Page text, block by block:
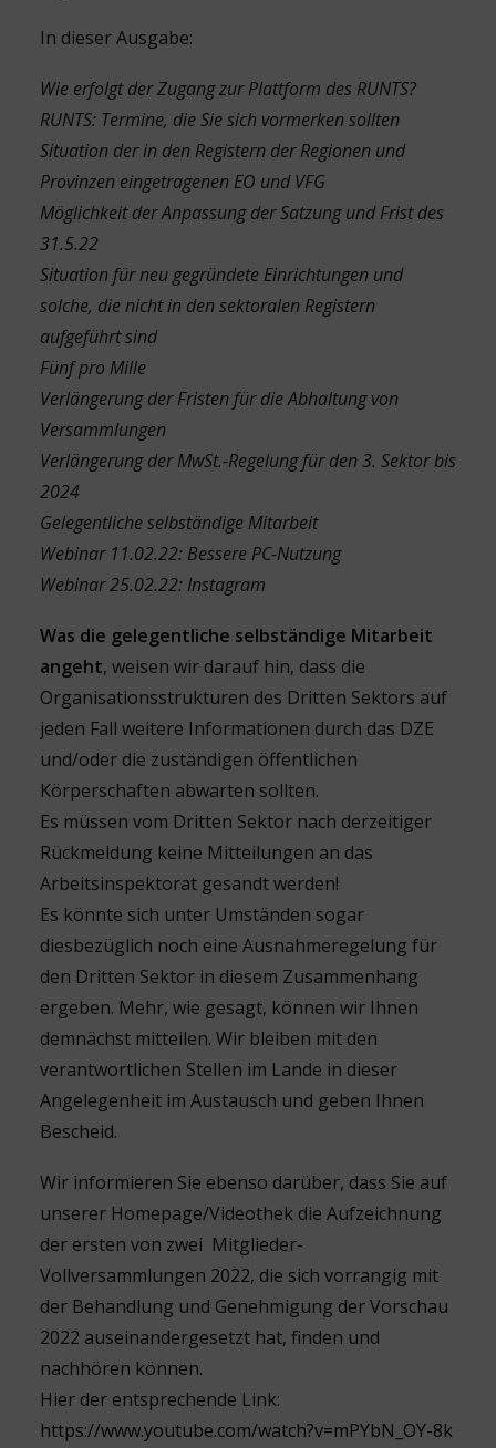
In dieser Ausgabe:
Wie erfolgt der Zugang zur Plattform des RUNTS?
RUNTS: Termine, die Sie sich vormerken sollten
Situation der in den Registern der Regionen und
Provinzen eingetragenen EO und VFG
Möglichkeit der Anpassung der Satzung und Frist des
31.5.22
Situation für neu gegründete Einrichtungen und
solche, die nicht in den sektoralen Registern
aufgeführt sind
Fünf pro Mille
Verlängerung der Fristen für die Abhaltung von
Versammlungen
Verlängerung der MwSt.-Rege­lung für den 3. Sektor bis
2024
Gelegentliche selbständige Mitarbeit
Webinar 11.02.22: Bessere PC-Nutzung
Webinar 25.02.22: Instagram
Was die gelegentliche selbständige Mitarbeit
angeht, weisen wir darauf hin, dass die
Organisationsstrukturen des Dritten Sektors auf
jeden Fall weitere Informationen durch das DZE
und/oder die zuständigen öffentlichen
Körperschaften abwarten sollten.
Es müssen vom Dritten Sektor nach derzeitiger
Rückmeldung keine Mitteilungen an das
Arbeitsinspektorat gesandt werden!
Es könnte sich unter Umständen sogar
diesbezüglich noch eine Ausnahmeregelung für
den Dritten Sektor in diesem Zusammenhang
ergeben. Mehr, wie gesagt, können wir Ihnen
demnächst mitteilen. Wir bleiben mit den
verantwortlichen Stellen im Lande in dieser
Angelegenheit im Austausch und geben Ihnen
Bescheid.
Wir informieren Sie ebenso darüber, dass Sie auf
unserer Homepage/Videothek die Aufzeichnung
der ersten von zwei Mitglieder-
Vollversammlungen 2022, die sich vorrangig mit
der Behandlung und Genehmigung der Vorschau
2022 auseinandergesetzt hat, finden und
nachhören können.
Hier der entsprechende Link:
https://www.youtube.com/watch?v=mPYbN_OY-8k